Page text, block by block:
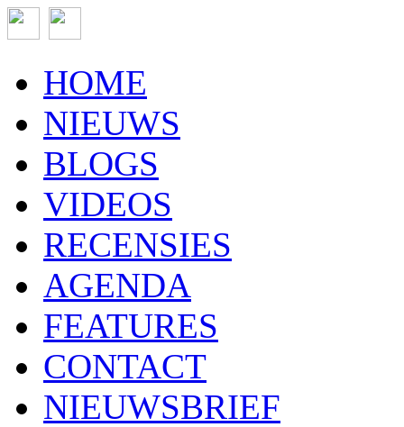
HOME
NIEUWS
BLOGS
VIDEOS
RECENSIES
AGENDA
FEATURES
CONTACT
NIEUWSBRIEF